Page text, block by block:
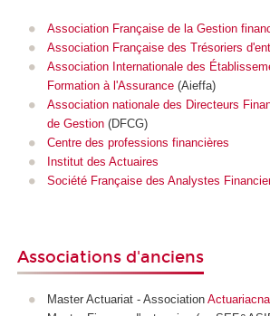
Association Française de la Gestion
Association Française des Trésoriers
Association Internationale des
Formation à l'Assurance (Aieffa)
Association nationale des Directeurs
de Gestion(DFCG)
Centre des professions financières
Institut des Actuaires
Société Française des Analystes
Associations d'anciens
Master Actuariat - Association